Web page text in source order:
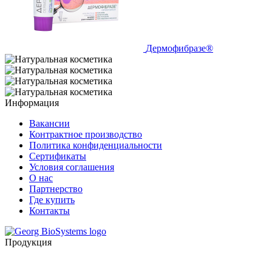
Дермофибразе®
Информация
Вакансии
Контрактное производство
Политика конфиденциальности
Сертификаты
Условия соглашения
О нас
Партнерство
Где купить
Контакты
Продукция